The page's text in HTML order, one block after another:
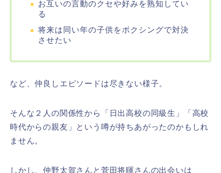
お互いの言動のクセや好みを熟知してい
る
将来は同い年の子供をボクシングで対決
させたい
など、仲良しエピソードは尽きない様子。
そんな２人の関係性から「日出高校の同級生」「高校
時代からの親友」という噂が持ちあがったのかもしれ
ません。
しかし、仲野太賀さんと菅田将暉さんの出会いは